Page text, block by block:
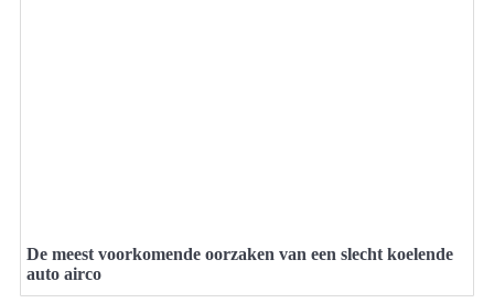
De meest voorkomende oorzaken van een slecht koelende
auto airco